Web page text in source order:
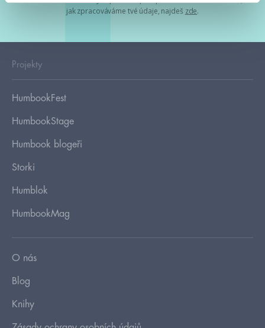
jak zpracováváme tvé údaje, najdeš zde.
Projekty
HumbookFest
HumbookStage
Humbook blogeři
Storki
Humblok
HumbookMag
O nás
Blog
Knihy